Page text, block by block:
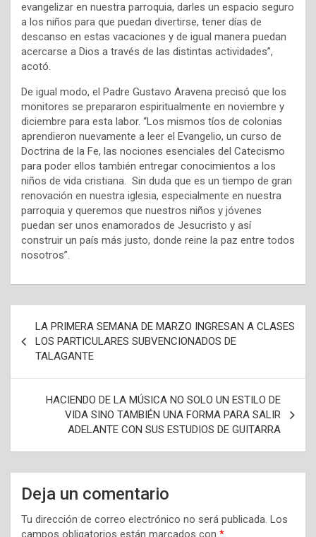
evangelizar en nuestra parroquia, darles un espacio seguro
a los niños para que puedan divertirse, tener días de
descanso en estas vacaciones y de igual manera puedan
acercarse a Dios a través de las distintas actividades”,
acotó.
De igual modo, el Padre Gustavo Aravena precisó que los
monitores se prepararon espiritualmente en noviembre y
diciembre para esta labor. “Los mismos tíos de colonias
aprendieron nuevamente a leer el Evangelio, un curso de
Doctrina de la Fe, las nociones esenciales del Catecismo
para poder ellos también entregar conocimientos a los
niños de vida cristiana. Sin duda que es un tiempo de gran
renovación en nuestra iglesia, especialmente en nuestra
parroquia y queremos que nuestros niños y jóvenes
puedan ser unos enamorados de Jesucristo y así
construir un país más justo, donde reine la paz entre todos
nosotros”.
e
c
i
LA PRIMERA SEMANA DE MARZO INGRESAN A CLASES
LOS PARTICULARES SUBVENCIONADOS DE
TALAGANTE
HACIENDO DE LA MÚSICA NO SOLO UN ESTILO DE
VIDA SINO TAMBIÉN UNA FORMA PARA SALIR
ADELANTE CON SUS ESTUDIOS DE GUITARRA
Deja un comentario
Tu dirección de correo electrónico no será publicada. Los
campos obligatorios están marcados con *